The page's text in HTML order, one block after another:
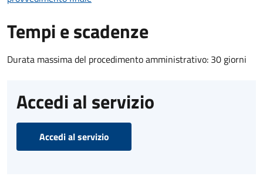
Tempi e scadenze
Durata massima del procedimento amministrativo: 30 giorni
Accedi al servizio
Accedi al servizio